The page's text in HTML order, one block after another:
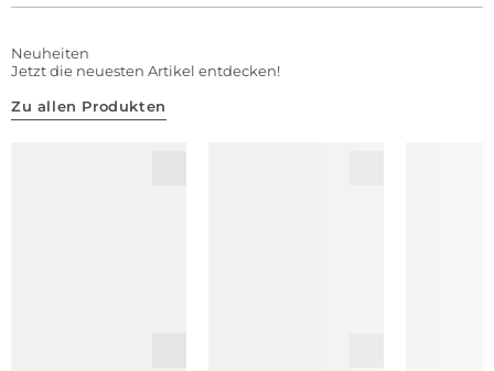
Neuheiten
Jetzt die neuesten Artikel entdecken!
Zu allen Produkten